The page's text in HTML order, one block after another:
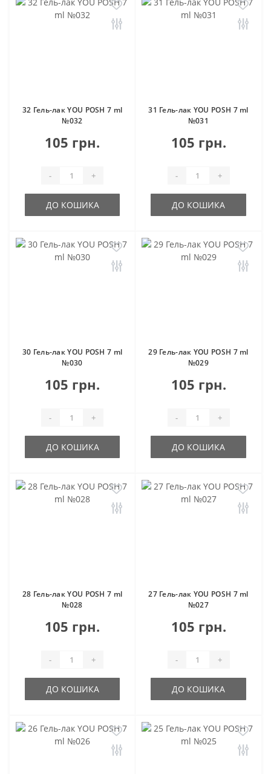
32 Гель-лак YOU POSH 7 ml
№032
105 грн.
- +
ДО КОШИКА
31 Гель-лак YOU POSH 7 ml
№031
105 грн.
- +
ДО КОШИКА
30 Гель-лак YOU POSH 7 ml
№030
105 грн.
- +
ДО КОШИКА
29 Гель-лак YOU POSH 7 ml
№029
105 грн.
- +
ДО КОШИКА
28 Гель-лак YOU POSH 7 ml
№028
105 грн.
- +
ДО КОШИКА
27 Гель-лак YOU POSH 7 ml
№027
105 грн.
- +
ДО КОШИКА